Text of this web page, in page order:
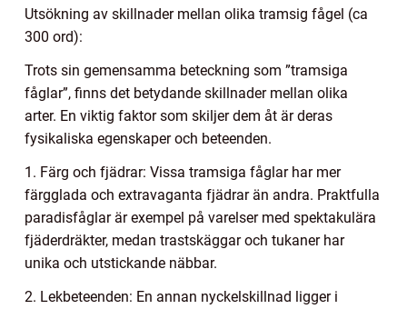
Utsökning av skillnader mellan olika tramsig fågel (ca
300 ord):
Trots sin gemensamma beteckning som ”tramsiga
fåglar”, finns det betydande skillnader mellan olika
arter. En viktig faktor som skiljer dem åt är deras
fysikaliska egenskaper och beteenden.
1. Färg och fjädrar: Vissa tramsiga fåglar har mer
färgglada och extravaganta fjädrar än andra. Praktfulla
paradisfåglar är exempel på varelser med spektakulära
fjäderdräkter, medan trastskäggar och tukaner har
unika och utstickande näbbar.
2. Lekbeteenden: En annan nyckelskillnad ligger i